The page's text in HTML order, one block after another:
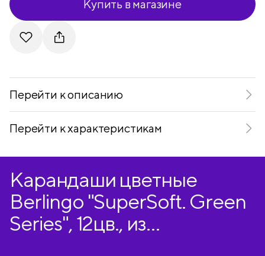
Купить в магазине
Перейти к описанию
Перейти к характеристикам
Карандаши цветные
Berlingo "SuperSoft. Green
Series", 12цв., из